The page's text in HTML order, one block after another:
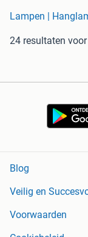
Lampen |
24 resultaten
Blog
Veilig en
Voorwaarden